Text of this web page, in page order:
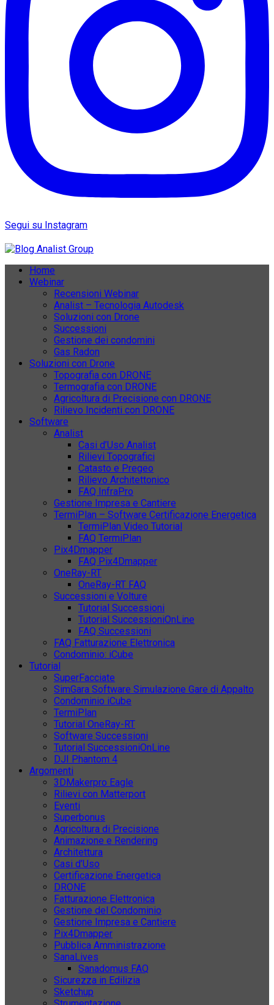
Segui su Instagram
Home
Webinar
Recensioni Webinar
Analist – Tecnologia Autodesk
Soluzioni con Drone
Successioni
Gestione dei condomini
Gas Radon
Soluzioni con Drone
Topografia con DRONE
Termografia con DRONE
Agricoltura di Precisione con DRONE
Rilievo Incidenti con DRONE
Software
Analist
Casi d’Uso Analist
Rilievi Topografici
Catasto e Pregeo
Rilievo Architettonico
FAQ InfraPro
Gestione Impresa e Cantiere
TermiPlan – Software Certificazione Energetica
TermiPlan Video Tutorial
FAQ TermiPlan
Pix4Dmapper
FAQ Pix4Dmapper
OneRay-RT
OneRay-RT FAQ
Successioni e Volture
Tutorial Successioni
Tutorial SuccessioniOnLine
FAQ Successioni
FAQ Fatturazione Elettronica
Condominio: iCube
Tutorial
SuperFacciate
SimGara Software Simulazione Gare di Appalto
Condominio iCube
TermiPlan
Tutorial OneRay-RT
Software Successioni
Tutorial SuccessioniOnLine
DJI Phantom 4
Argomenti
3DMakerpro Eagle
Rilievi con Matterport
Eventi
Superbonus
Agricoltura di Precisione
Animazione e Rendering
Architettura
Casi d’Uso
Certificazione Energetica
DRONE
Fatturazione Elettronica
Gestione del Condominio
Gestione Impresa e Cantiere
Pix4Dmapper
Pubblica Amministrazione
SanaLives
Sanadomus FAQ
Sicurezza in Edilizia
Sketchup